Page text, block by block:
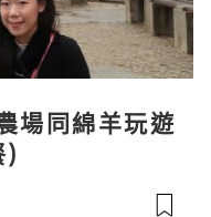
場同綿羊玩遊
)